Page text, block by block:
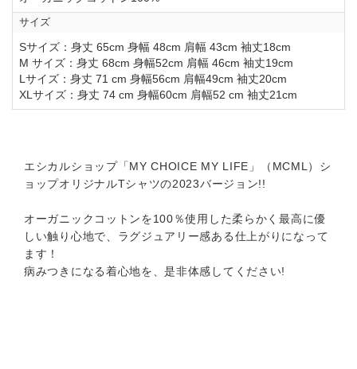
サイズ
Sサイズ：身丈 65cm 身幅 48cm 肩幅 43cm 袖丈18cm
M サイズ：身丈 68cm 身幅52cm 肩幅 46cm 袖丈19cm
Lサイズ：身丈 71 cm 身幅56cm 肩幅49cm 袖丈20cm
XLサイズ：身丈 74 cm 身幅60cm 肩幅52 cm 袖丈21cm
エシカルショップ「MY CHOICE MY LIFE」（MCML）シ
ョップオリジナルTシャツの2023バージョン!!
オーガニックコットンを100％使用した柔らかく最高に優
しい触り心地で、ラグジュアリー感ある仕上がりになって
ます！
病みつきになる着心地を、是非体感してください!